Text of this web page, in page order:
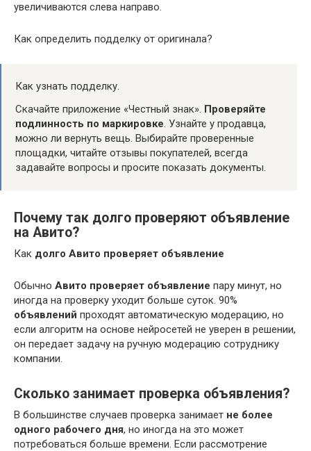
увеличиваются слева направо.
Как определить подделку от оригинала?
Как узнать подделку.
Скачайте приложение «Честный знак». Проверяйте
подлинность по маркировке. Узнайте у продавца,
можно ли вернуть вещь. Выбирайте проверенные
площадки, читайте отзывы покупателей, всегда
задавайте вопросы и просите показать документы.
Почему так долго проверяют объявление
на Авито?
Как долго Авито проверяет объявление
Обычно Авито проверяет объявление пару минут, но
иногда на проверку уходит больше суток. 90%
объявлений проходят автоматическую модерацию, но
если алгоритм на основе нейросетей не уверен в решении,
он передает задачу на ручную модерацию сотруднику
компании.
Сколько занимает проверка объявления?
В большинстве случаев проверка занимает не более
одного рабочего дня, но иногда на это может
потребоваться больше времени. Если рассмотрение